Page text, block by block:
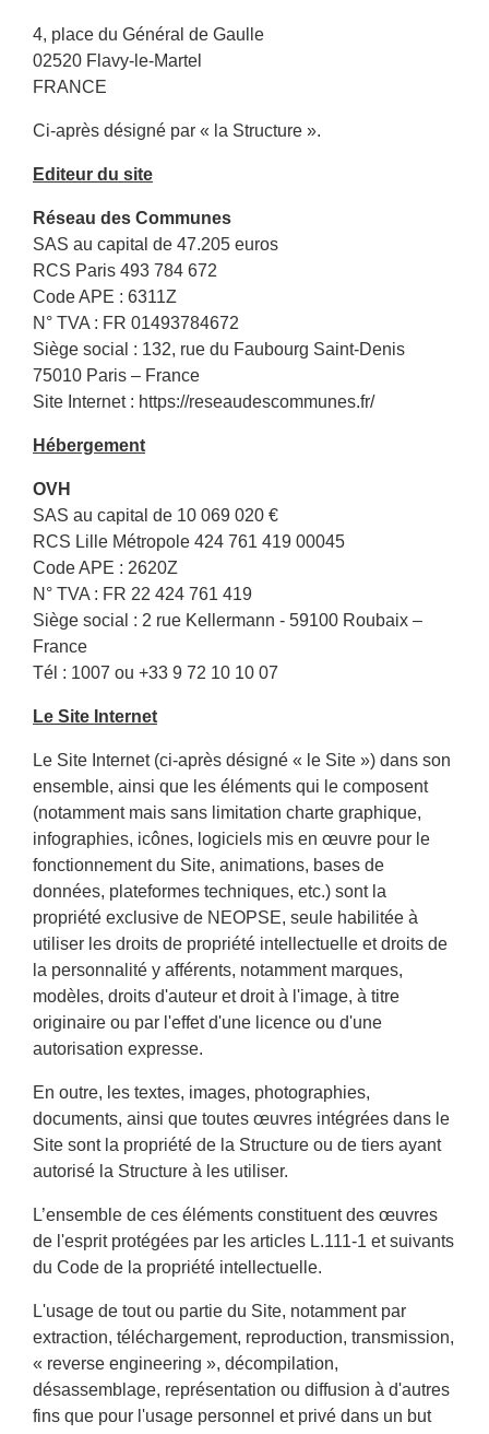
4, place du Général de Gaulle
02520 Flavy-le-Martel
FRANCE
Ci-après désigné par « la Structure ».
Editeur du site
Réseau des Communes
SAS au capital de 47.205 euros
RCS Paris 493 784 672
Code APE : 6311Z
N° TVA : FR 01493784672
Siège social : 132, rue du Faubourg Saint-Denis
75010 Paris – France
Site Internet : https://reseaudescommunes.fr/
Hébergement
OVH
SAS au capital de 10 069 020 €
RCS Lille Métropole 424 761 419 00045
Code APE : 2620Z
N° TVA : FR 22 424 761 419
Siège social : 2 rue Kellermann - 59100 Roubaix –
France
Tél : 1007 ou +33 9 72 10 10 07
Le Site Internet
Le Site Internet (ci-après désigné « le Site ») dans son
ensemble, ainsi que les éléments qui le composent
(notamment mais sans limitation charte graphique,
infographies, icônes, logiciels mis en œuvre pour le
fonctionnement du Site, animations, bases de
données, plateformes techniques, etc.) sont la
propriété exclusive de NEOPSE, seule habilitée à
utiliser les droits de propriété intellectuelle et droits de
la personnalité y afférents, notamment marques,
modèles, droits d'auteur et droit à l'image, à titre
originaire ou par l'effet d'une licence ou d'une
autorisation expresse.
En outre, les textes, images, photographies,
documents, ainsi que toutes œuvres intégrées dans le
Site sont la propriété de la Structure ou de tiers ayant
autorisé la Structure à les utiliser.
L’ensemble de ces éléments constituent des œuvres
de l'esprit protégées par les articles L.111-1 et suivants
du Code de la propriété intellectuelle.
L'usage de tout ou partie du Site, notamment par
extraction, téléchargement, reproduction, transmission,
« reverse engineering », décompilation,
désassemblage, représentation ou diffusion à d'autres
fins que pour l'usage personnel et privé dans un but